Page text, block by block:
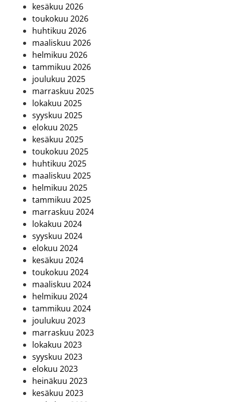
kesäkuu 2026
toukokuu 2026
huhtikuu 2026
maaliskuu 2026
helmikuu 2026
tammikuu 2026
joulukuu 2025
marraskuu 2025
lokakuu 2025
syyskuu 2025
elokuu 2025
kesäkuu 2025
toukokuu 2025
huhtikuu 2025
maaliskuu 2025
helmikuu 2025
tammikuu 2025
marraskuu 2024
lokakuu 2024
syyskuu 2024
elokuu 2024
kesäkuu 2024
toukokuu 2024
maaliskuu 2024
helmikuu 2024
tammikuu 2024
joulukuu 2023
marraskuu 2023
lokakuu 2023
syyskuu 2023
elokuu 2023
heinäkuu 2023
kesäkuu 2023